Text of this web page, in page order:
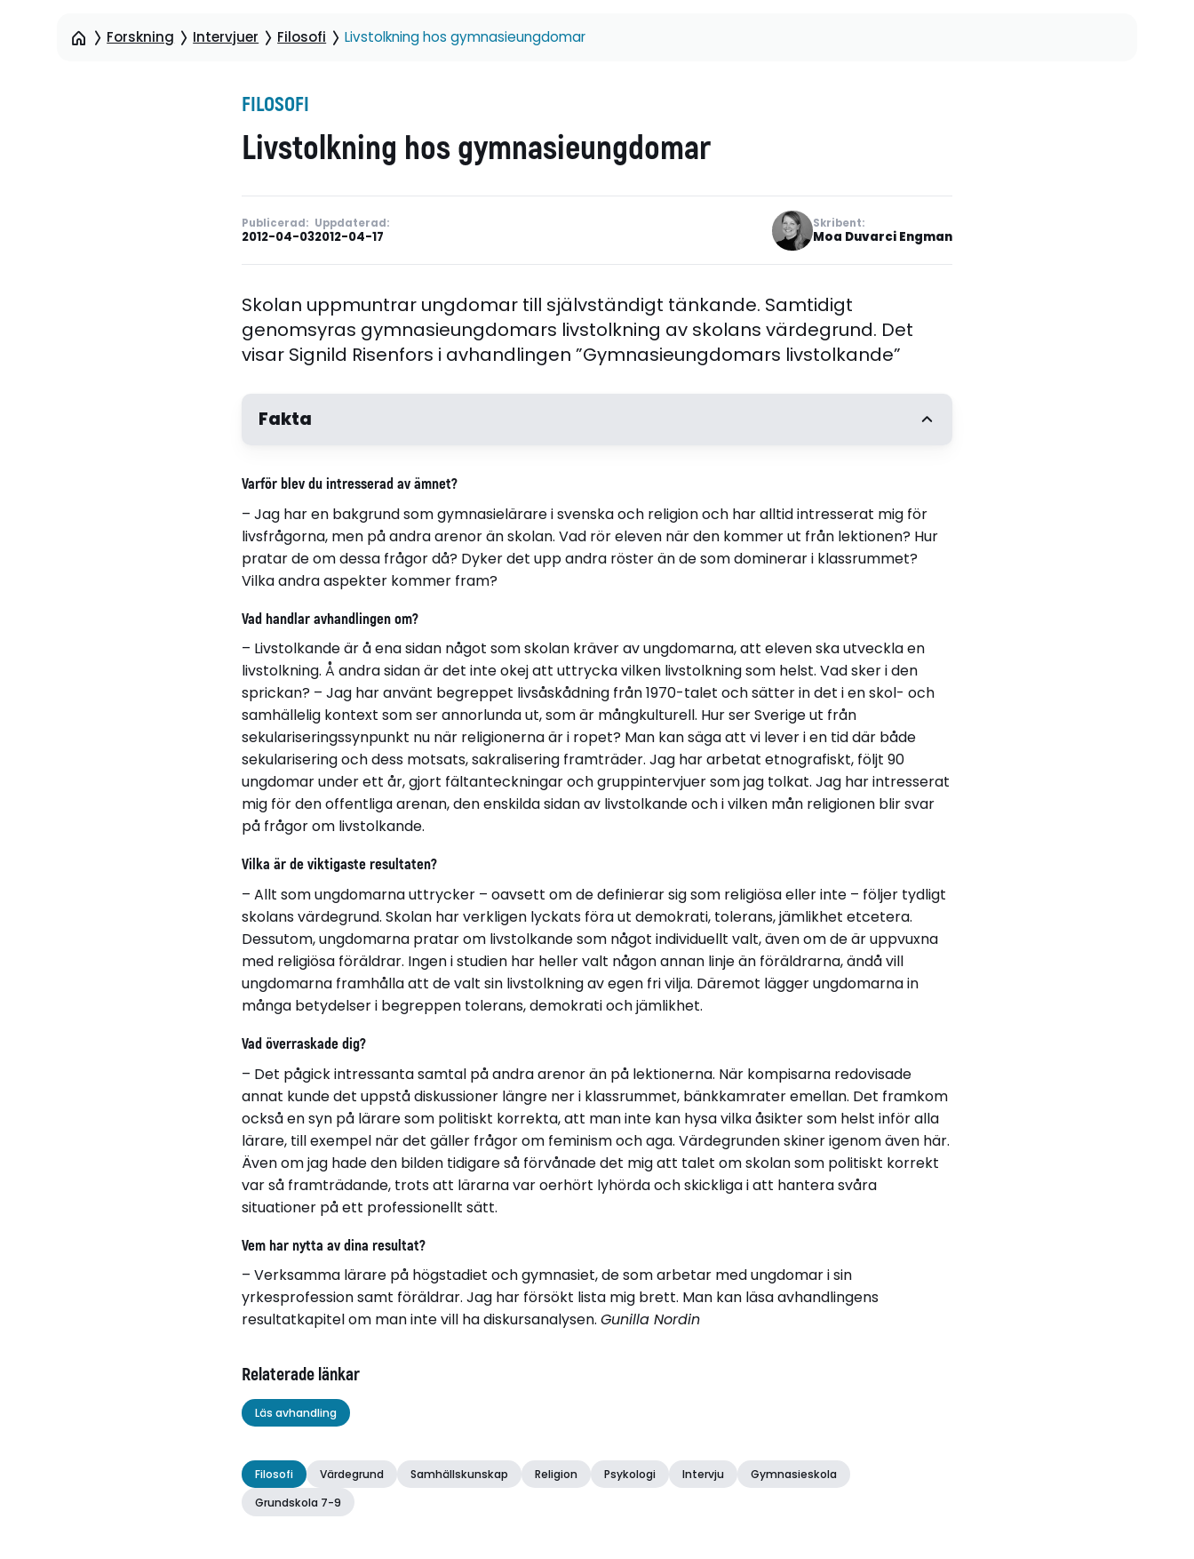
Forskning Intervjuer Filosofi Livstolkning hos gymnasieungdomar
FILOSOFI
Livstolkning hos gymnasieungdomar
Publicerad:
2012-04-03
Uppdaterad:
2012-04-17
Skribent:
Moa Duvarci Engman
Skolan uppmuntrar ungdomar till självständigt tänkande. Samtidigt
genomsyras gymnasieungdomars livstolkning av skolans värdegrund. Det
visar Signild Risenfors i avhandlingen ”Gymnasieungdomars livstolkande”
Fakta
i Lund
Disputerade 2012-01-27
vid Göteborgs universitet
livstolkande
Relaterade länkar
Läs avhandling
Varför blev du intresserad av ämnet?
– Jag har en bakgrund som gymnasielärare i svenska och religion och har alltid intresserat mig för
livsfrågorna, men på andra arenor än skolan. Vad rör eleven när den kommer ut från lektionen? Hur
pratar de om dessa frågor då? Dyker det upp andra röster än de som dominerar i klassrummet?
Vilka andra aspekter kommer fram?
Vad handlar avhandlingen om?
– Livstolkande är å ena sidan något som skolan kräver av ungdomarna, att eleven ska utveckla en
livstolkning. Å andra sidan är det inte okej att uttrycka vilken livstolkning som helst. Vad sker i den
sprickan? – Jag har använt begreppet livsåskådning från 1970-talet och sätter in det i en skol- och
samhällelig kontext som ser annorlunda ut, som är mångkulturell. Hur ser Sverige ut från
sekulariseringssynpunkt nu när religionerna är i ropet? Man kan säga att vi lever i en tid där både
sekularisering och dess motsats, sakralisering framträder. Jag har arbetat etnografiskt, följt 90
ungdomar under ett år, gjort fältanteckningar och gruppintervjuer som jag tolkat. Jag har intresserat
mig för den offentliga arenan, den enskilda sidan av livstolkande och i vilken mån religionen blir svar
på frågor om livstolkande.
Vilka är de viktigaste resultaten?
– Allt som ungdomarna uttrycker – oavsett om de definierar sig som religiösa eller inte – följer tydligt
skolans värdegrund. Skolan har verkligen lyckats föra ut demokrati, tolerans, jämlikhet etcetera.
Dessutom, ungdomarna pratar om livstolkande som något individuellt valt, även om de är uppvuxna
med religiösa föräldrar. Ingen i studien har heller valt någon annan linje än föräldrarna, ändå vill
ungdomarna framhålla att de valt sin livstolkning av egen fri vilja. Däremot lägger ungdomarna in
många betydelser i begreppen tolerans, demokrati och jämlikhet.
Vad överraskade dig?
– Det pågick intressanta samtal på andra arenor än på lektionerna. När kompisarna redovisade
annat kunde det uppstå diskussioner längre ner i klassrummet, bänkkamrater emellan. Det framkom
också en syn på lärare som politiskt korrekta, att man inte kan hysa vilka åsikter som helst inför alla
lärare, till exempel när det gäller frågor om feminism och aga. Värdegrunden skiner igenom även här.
Även om jag hade den bilden tidigare så förvånade det mig att talet om skolan som politiskt korrekt
var så framträdande, trots att lärarna var oerhört lyhörda och skickliga i att hantera svåra
situationer på ett professionellt sätt.
Vem har nytta av dina resultat?
– Verksamma lärare på högstadiet och gymnasiet, de som arbetar med ungdomar i sin
yrkesprofession samt föräldrar. Jag har försökt lista mig brett. Man kan läsa avhandlingens
resultatkapitel om man inte vill ha diskursanalysen. Gunilla Nordin
Relaterade länkar
Läs avhandling
Filosofi Värdegrund Samhällskunskap Religion Psykologi Intervju
Gymnasieskola
Grundskola 7-9